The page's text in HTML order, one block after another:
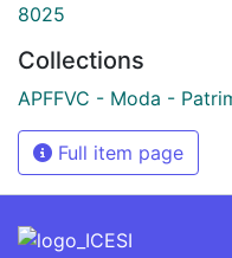
8025
Collections
APFFVC - Moda -
Full item page